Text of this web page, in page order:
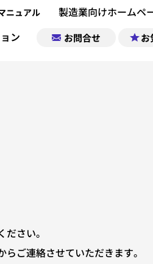
ニュアル
製造業向けホームペ
業向けホームページ制作のご案内
ン
み
お問合せ お
さい。
ご連絡させていただきます。